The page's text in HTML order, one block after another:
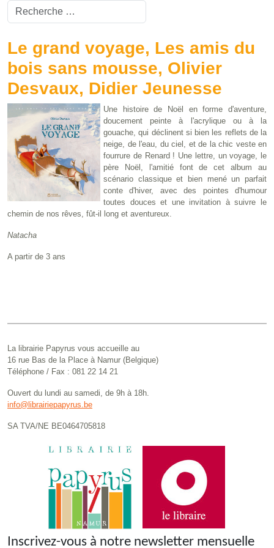
Valider
Le grand voyage, Les amis du
bois sans mousse, Olivier
Desvaux, Didier Jeunesse
Une histoire de Noël en forme d'aventure,
doucement peinte à l'acrylique ou à la
gouache, qui déclinent si bien les reflets de la
neige, de l'eau, du ciel, et de la chic veste en
fourrure de Renard ! Une lettre, un voyage, le
père Noël, l'amitié font de cet album au
scénario classique et bien mené un parfait
conte d'hiver, avec des pointes d'humour
toutes douces et une invitation à suivre le
chemin de nos rêves, fût-il long et aventureux.
Natacha
A partir de 3 ans
La librairie Papyrus vous accueille au
16 rue Bas de la Place à Namur (Belgique)
Téléphone / Fax : 081 22 14 21
Ouvert du lundi au samedi, de 9h à 18h.
info@librairiepapyrus.be
SA TVA/NE BE0464705818
Inscrivez-vous à notre newsletter mensuelle